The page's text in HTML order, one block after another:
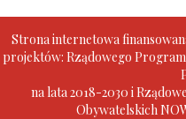
Strona internetowa
projektów: Rządowego
na lata 2018-2030 i
Obywatelskich